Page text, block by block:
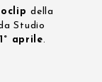
della
Studio
1° aprile.